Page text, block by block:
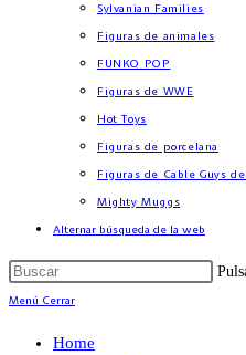
Sylvanian Families
Figuras de animales
FUNKO POP
Figuras de WWE
Hot Toys
Figuras de porcelana
Figuras de Cable Guys
Mighty Muggs
Alternar búsqueda de la web
Menú Cerrar
Home